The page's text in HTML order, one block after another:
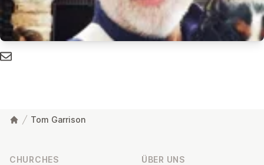
Tom Garrison
CHURCHES ÜBER UNS